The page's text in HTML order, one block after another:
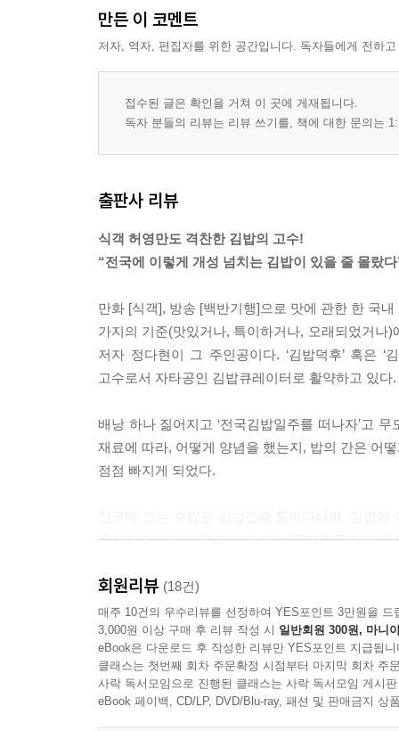
복음이네김밥만두……………… 330
만든 이 코멘트
저자, 역자, 편집자를 위한 공간입니다. 독자들에게 전하
접수된 글은 확인을 거쳐 이 곳에 게재됩니다.
독자 분들의 리뷰는 리뷰 쓰기를, 책에 대한 문의는
출판사 리뷰
식객 허영만도 격찬한 김밥의 고수!
“전국에 이렇게 개성 넘치는 김밥이 있을 줄 몰랐
만화 [식객], 방송 [백반기행]으로 맛에 관한 한 국
가지의 기준(맛있거나, 특이하거나, 오래되었거나
저자 정다현이 그 주인공이다. ‘김밥덕후’ 혹은
고수로서 자타공인 김밥큐레이터로 활약하고 있다.
배낭 하나 짊어지고 ‘전국김밥일주를 떠나자’고
재료에 따라, 어떻게 양념을 했는지, 밥의 간은 어
점점 빠지게 되었다.
음식이 아니라 인생이 녹아 있는 콘텐츠를 가진
화룡점점이다.
“저도 김밥 좀 아는데 전국에 이렇게 개성 넘치
방방곡곡을 누볐을 저자의 발품에 박수를 보냅니다
‘전문가가 인정한 김밥큐레이터 정다현이 가려 뽑
회원리뷰 (18건)
매주 10건의 우수리뷰를 선정하여 YES포인트 3만원을 드
3,000원 이상 구매 후 리뷰 작성 시 일반회원 300원, 마니
eBook은 다운로드 후 작성한 리뷰만 YES포인트 지급됩니
클래스는 첫번째 회차 주문확정 시점부터 마지막 회차 주
사락 독서모임으로 진행된 클래스는 사락 독서모임 게시
eBook 페이백, CD/LP, DVD/Blu-ray, 패션 및 판매금지 상